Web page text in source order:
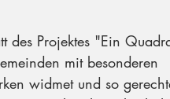
des Projektes "Ein
mit besonderen
widmet und so